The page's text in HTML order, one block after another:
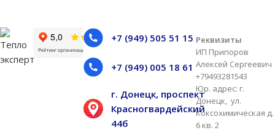
+7 (949) 505 51 15
+7 (949) 005 18 61
г. Донецк, проспект
Красногвардейский
44б
Реквизиты
ИП Припоров
Алексей Сергеевич
+79493281543
Юр. адрес: г.
Донецк, ул.
Коксохимическая д.
6 кв. 2